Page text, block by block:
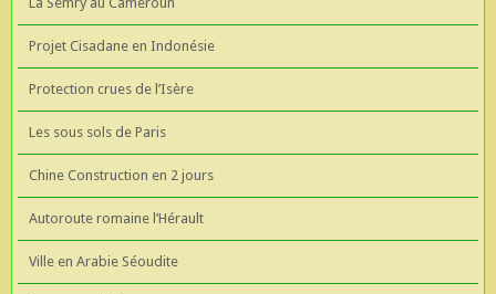
Projet Cisadane en Indonésie
Protection crues de l’Isère
Les sous sols de Paris
Chine Construction en 2 jours
Autoroute romaine l’Hérault
Ville en Arabie Séoudite